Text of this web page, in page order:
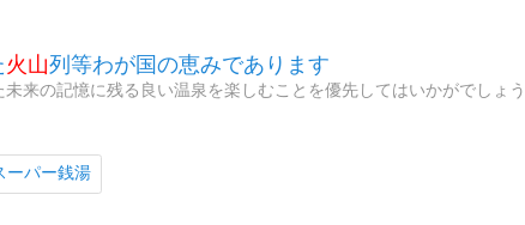
火山列等わが国の恵みであります
来の記憶に残る良い温泉を楽しむことを優先してはいかがでしょう
ーパー銭湯